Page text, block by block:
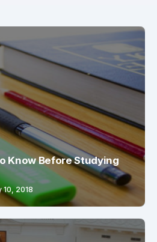
Know Before Studying
10, 2018